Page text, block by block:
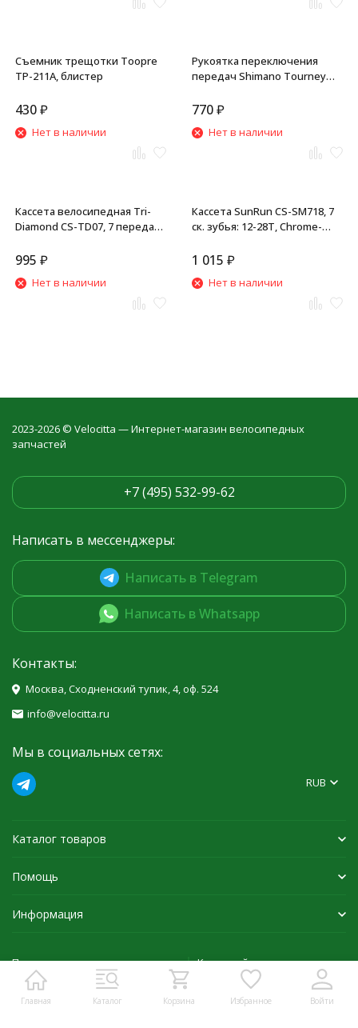
Съемник трещотки Toopre
TP-211A, блистер
430₽
Нет в наличии
Рукоятка переключения
передач Shimano Tourney
7 SP, 22.2 мм, торг. уп.
770₽
Нет в наличии
Кассета велосипедная Tri-
Diamond CS-TD07, 7 передач,
серебро
995 ₽
Нет в наличии
Кассета SunRun CS-SM718, 7
ск. зубья: 12-28T, Chrome-
1 015 ₽
Нет в наличии
Главная Каталог Корзина Избранное Войти
2023-2026 © Velocitta — Интернет-магазин велосипедных
запчастей
+7 (495) 532-99-62
Написать в мессенджеры:
Написать в Telegram
Написать в Whatsapp
Контакты:
Москва, Сходненский тупик, 4, оф. 524
info@velocitta.ru
Мы в социальных сетях:
RUB
Каталог товаров
Помощь
Информация
Политика персональных данных Карта сайта